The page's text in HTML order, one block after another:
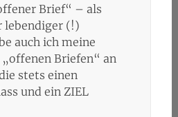
Brief“ – als
lebendiger (!)
auch ich meine
Briefen“ an
stets einen
und ein ZIEL